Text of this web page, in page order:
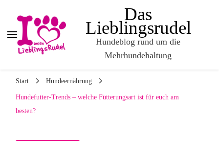
Das
Lieblingsrudel
Hundeblog rund um die
Mehrhundehaltung
Start Hundeernährung
Hundefutter-Trends – welche Fütterungsart ist für euch am
besten?